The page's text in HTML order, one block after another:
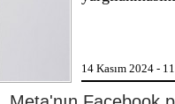
14 Kasım 2024 -
Allah'tan